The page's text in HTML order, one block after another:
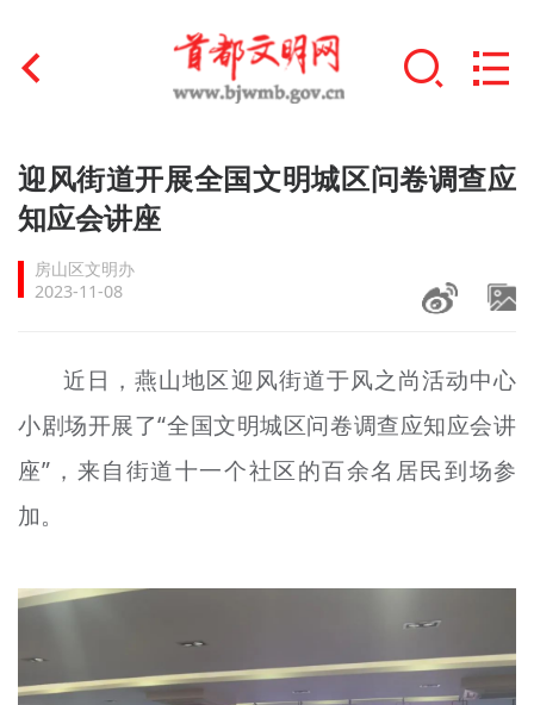
首页
文明创建
文明实践
未成年人思想道德建设
榜样人物
+
身边好人
北京宣传文化引导基金
宣传思想文化人才
迎风街道开展全国文明城区问卷调查应
知应会讲座
房山区文明办
2023-11-08
近日，燕山地区迎风街道于风之尚活动中心
小剧场开展了“全国文明城区问卷调查应知应会讲
座”，来自街道十一个社区的百余名居民到场参
加。